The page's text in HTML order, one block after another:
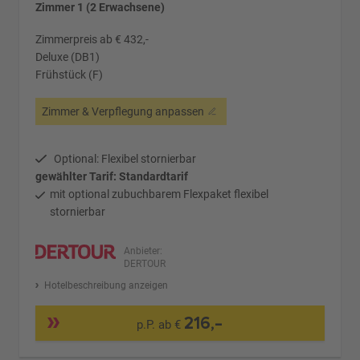
Zimmer 1 (2 Erwachsene)
Zimmerpreis ab € 432,-
Deluxe (DB1)
Frühstück (F)
Zimmer & Verpflegung anpassen
Optional: Flexibel stornierbar
gewählter Tarif: Standardtarif
mit optional zubuchbarem Flexpaket flexibel
stornierbar
Anbieter:
DERTOUR
Hotelbeschreibung anzeigen
p.P. ab € 216,-